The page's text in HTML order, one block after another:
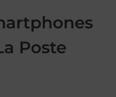
Poste